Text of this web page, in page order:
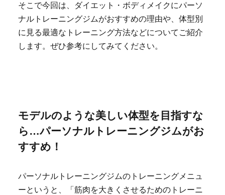
そこで今回は、ダイエット・ボディメイクにパーソ
ナルトレーニングジムがおすすめの理由や、体型別
に見る最適なトレーニング方法などについてご紹介
します。ぜひ参考にしてみてください。
モデルのような美しい体型を目指すな
ら…パーソナルトレーニングジムがお
すすめ！
パーソナルトレーニングジムのトレーニングメニュ
ーというと、「筋肉を大きくさせるためのトレーニ